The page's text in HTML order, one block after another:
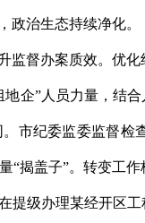
政治生态持续净化。
监督办案质效。优
企”人员力量，结
市纪委监委监督
揭盖子”。转变工
提级办理某经开区